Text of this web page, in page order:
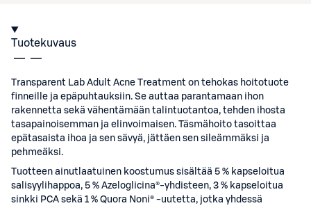
Tuotekuvaus
Transparent Lab Adult Acne Treatment on tehokas hoitotuote
finneille ja epäpuhtauksiin. Se auttaa parantamaan ihon
rakennetta sekä vähentämään talintuotantoa, tehden ihosta
tasapainoisemman ja elinvoimaisen. Täsmähoito tasoittaa
epätasaista ihoa ja sen sävyä, jättäen sen sileämmäksi ja
pehmeäksi.
Tuotteen ainutlaatuinen koostumus sisältää 5 % kapseloitua
salisyylihappoa, 5 % Azeloglicina®-yhdisteen, 3 % kapseloitua
sinkki PCA sekä 1 % Quora Noni® -uutetta, jotka yhdessä